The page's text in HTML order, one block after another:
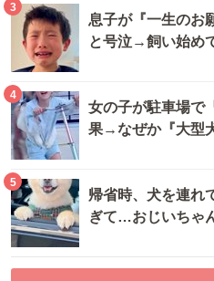
3
息子が『一生のお
と号泣→飼い始め
4
女の子が駐車場で
果→なぜか『大型
5
帰省時、犬を連れ
ぎて…おじいちゃ